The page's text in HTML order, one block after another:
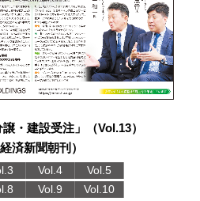
・建設受注」（Vol.13）
済新聞朝刊）
Vol.4
Vol.5
Vol.9
Vol.10